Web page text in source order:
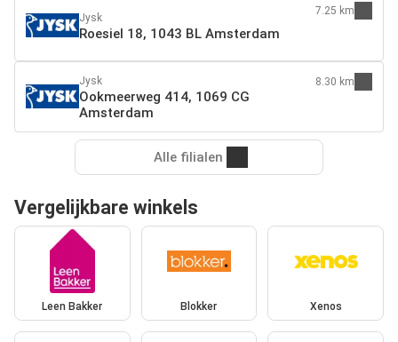
Jysk
Roesiel 18, 1043 BL Amsterdam
7.25 km
Jysk
Ookmeerweg 414, 1069 CG
Amsterdam
8.30 km
Alle filialen
Vergelijkbare winkels
Leen Bakker Blokker Xenos